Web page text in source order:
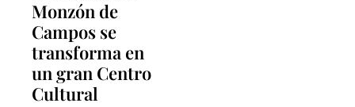
Monzón de
Campos se
transforma en
un gran Centro
Cultural